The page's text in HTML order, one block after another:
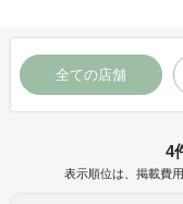
全ての店舗
4
表示順位は、掲載費